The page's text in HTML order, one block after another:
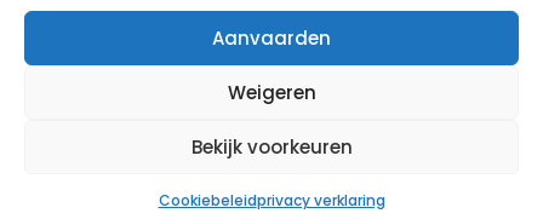
Aanvaarden
Weigeren
Bekijk voorkeuren
Cookiebeleidprivacy verklaring
Voeg toe aan verlanglijst
Voeg toe aan verlanglijst